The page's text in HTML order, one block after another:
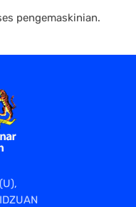
pengemaskinian.